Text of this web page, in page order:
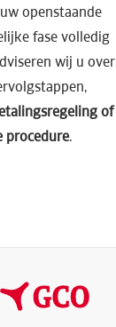
openstaande
fase volledig
wij u over
of
procedure.